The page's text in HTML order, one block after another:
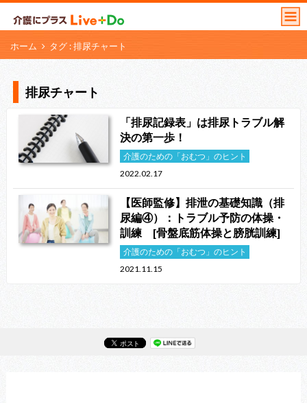
ホーム タグ : 排尿チャート
排尿チャート
「排尿記録表」は排尿トラブル解
決の第一歩！
介護のための「おむつ」のヒント
2022.02.17
【医師監修】排泄の基礎知識（排
尿編④）：トラブル予防の体操・
訓練 [骨盤底筋体操と膀胱訓練]
介護のための「おむつ」のヒント
2021.11.15